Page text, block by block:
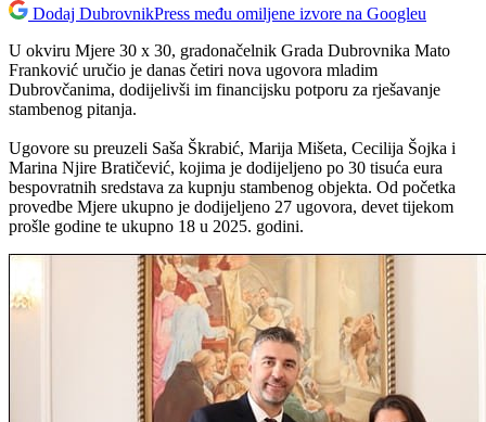
Dodaj DubrovnikPress među omiljene izvore na Googleu
U okviru Mjere 30 x 30, gradonačelnik Grada Dubrovnika Mato
Franković uručio je danas četiri nova ugovora mladim
Dubrovčanima, dodijelivši im financijsku potporu za rješavanje
stambenog pitanja.
Ugovore su preuzeli Saša Škrabić, Marija Mišeta, Cecilija Šojka i
Marina Njire Bratičević, kojima je dodijeljeno po 30 tisuća eura
bespovratnih sredstava za kupnju stambenog objekta. Od početka
provedbe Mjere ukupno je dodijeljeno 27 ugovora, devet tijekom
prošle godine te ukupno 18 u 2025. godini.